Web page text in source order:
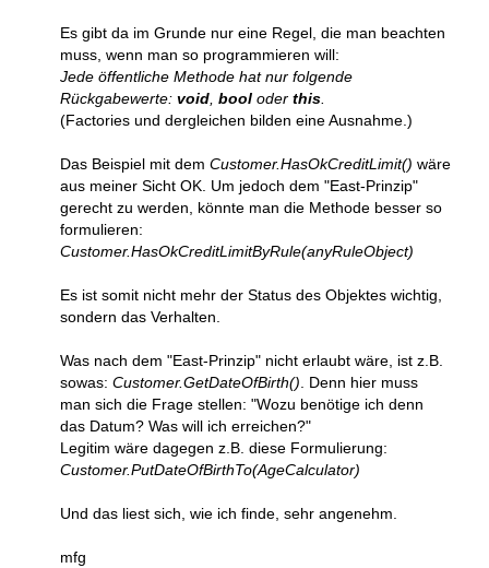
Es gibt da im Grunde nur eine Regel, die man beachten
muss, wenn man so programmieren will:
Jede öffentliche Methode hat nur folgende
Rückgabewerte: void bool oder this
(Factories und dergleichen bilden eine Ausnahme.)
Das Beispiel mit dem Customer.HasOkCreditLimit() wäre
aus meiner Sicht OK. Um jedoch dem "East-Prinzip"
gerecht zu werden, könnte man die Methode besser so
formulieren:
Customer.HasOkCreditLimitByRule(anyRuleObject)
Es ist somit nicht mehr der Status des Objektes wichtig,
sondern das Verhalten.
Was nach dem "East-Prinzip" nicht erlaubt wäre, ist z.B.
sowas: Customer.GetDateOfBirth() . Denn hier muss
man sich die Frage stellen: "Wozu benötige ich denn
das Datum? Was will ich erreichen?"
Legitim wäre dagegen z.B. diese Formulierung:
Customer.PutDateOfBirthTo(AgeCalculator)
Und das liest sich, wie ich finde, sehr angenehm.
mfg